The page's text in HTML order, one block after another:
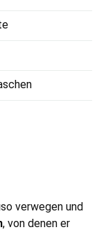
verwegen und
, von denen er